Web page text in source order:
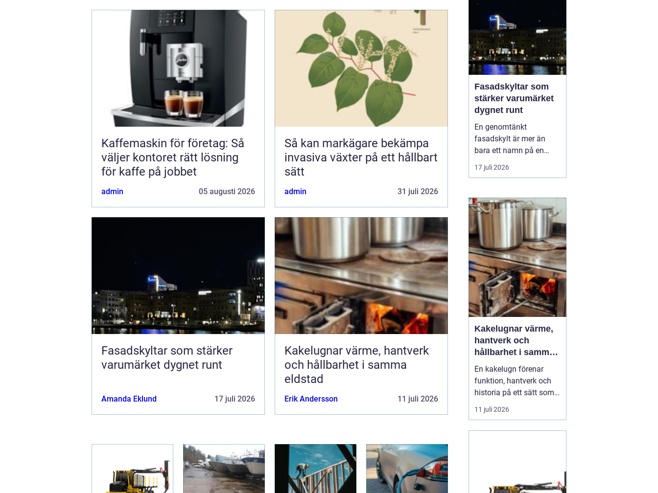
Kaffemaskin för företag: Så
väljer kontoret rätt lösning
för kaffe på jobbet
admin 05 augusti 2026
Så kan markägare bekämpa
invasiva växter på ett hållbart
sätt
admin 31 juli 2026
Fasadskyltar som stärker
varumärket dygnet runt
Amanda Eklund 17 juli 2026
Kakelugnar värme, hantverk
och hållbarhet i samma
eldstad
Erik Andersson 11 juli 2026
man ska agera, utan
hu...
Fasadskyltar som
stärker varumärket
dygnet runt
En genomtänkt
fasadskylt är mer än
bara ett namn på en
vägg. Den fungerar som
företagets ansikte utåt,
signalerar kvalitet innan
någon ens har klivit
innanför dörren. F&o...
17 juli 2026
Kakelugnar värme,
hantverk och
hållbarhet i samma
eldstad
En kakelugn förenar
funktion, hantverk och
historia på ett sätt som
få andra
inredningsdetaljer gör.
energikostnader. I en tid
11 juli 2026